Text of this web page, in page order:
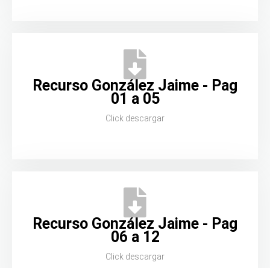
Recurso González Jaime - Pag
01 a 05
Click descargar
Recurso González Jaime - Pag
06 a 12
Click descargar